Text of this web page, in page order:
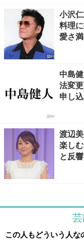
小沢
料理
愛さ
中島
法変
申し
渡辺
楽し
と反響